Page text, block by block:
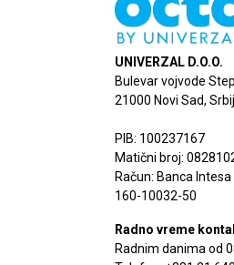
UNIVERZAL D.O.O.
Bulevar vojvode
21000 Novi Sad,
PIB: 100237167
Matični broj:
Račun: Banca Intesa
160-10032-50
Radno vreme
Radnim danima od